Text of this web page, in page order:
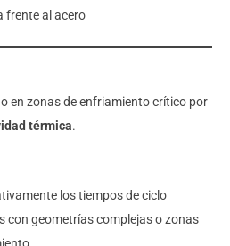
frente al acero
en zonas de enfriamiento crítico por
térmica.
los tiempos de ciclo
con geometrías complejas o zonas